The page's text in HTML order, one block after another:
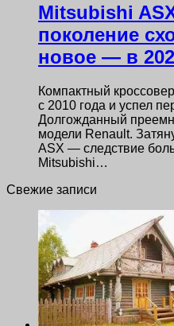
Mitsubishi
поколение
новое — в
Компактный
с 2010 года и успел
Долгожданный
модели Renault.
ASX — следствие
Mitsubishi…
Свежие записи